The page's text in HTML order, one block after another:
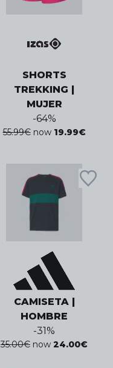
SHORTS
TREKKING |
MUJER
-64%
55.99€ now 19.99€
CAMISETA |
HOMBRE
-31%
35.00€ now 24.00€